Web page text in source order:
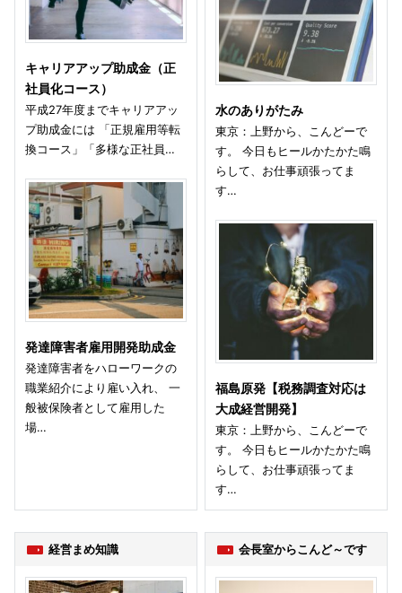
キャリアアップ助成金（正
社員化コース）
平成27年度までキャリアアッ
プ助成金には 「正規雇用等転
換コース」「多様な正社員…
発達障害者雇用開発助成金
発達障害者をハローワークの
職業紹介により雇い入れ、 一
般被保険者として雇用した
場…
水のありがたみ
東京：上野から、こんどーで
す。 今日もヒールかたかた鳴
らして、お仕事頑張ってま
す…
福島原発【税務調査対応は
大成経営開発】
東京：上野から、こんどーで
す。 今日もヒールかたかた鳴
らして、お仕事頑張ってま
す…
経営まめ知識 会長室からこんど～です